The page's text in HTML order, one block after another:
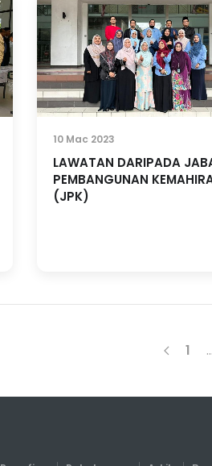
10 Mac 2023
LAWATAN DARIPADA
PEMBANGUNAN
(JPK)
1 …